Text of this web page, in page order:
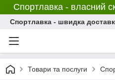
Спортлавка - власний
Спортлавка - швидка
Товари та послуги